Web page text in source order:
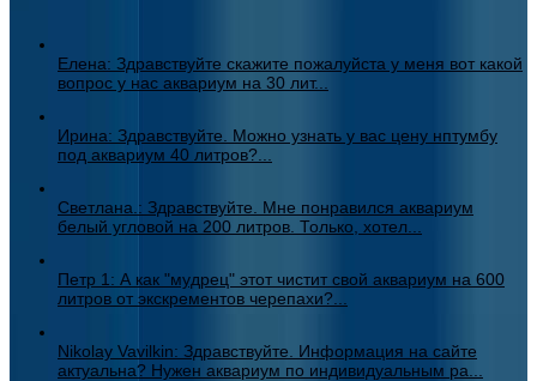
Елена: Здравствуйте скажите пожалуйста у меня вот какой
вопрос у нас аквариум на 30 лит...
Ирина: Здравствуйте. Можно узнать у вас цену нптумбу
под аквариум 40 литров?...
Светлана.: Здравствуйте. Мне понравился аквариум
белый угловой на 200 литров. Только, хотел...
Петр 1: А как "мудрец" этот чистит свой аквариум на 600
литров от экскрементов черепахи?...
Nikolay Vavilkin: Здравствуйте. Информация на сайте
актуальна? Нужен аквариум по индивидуальным ра...